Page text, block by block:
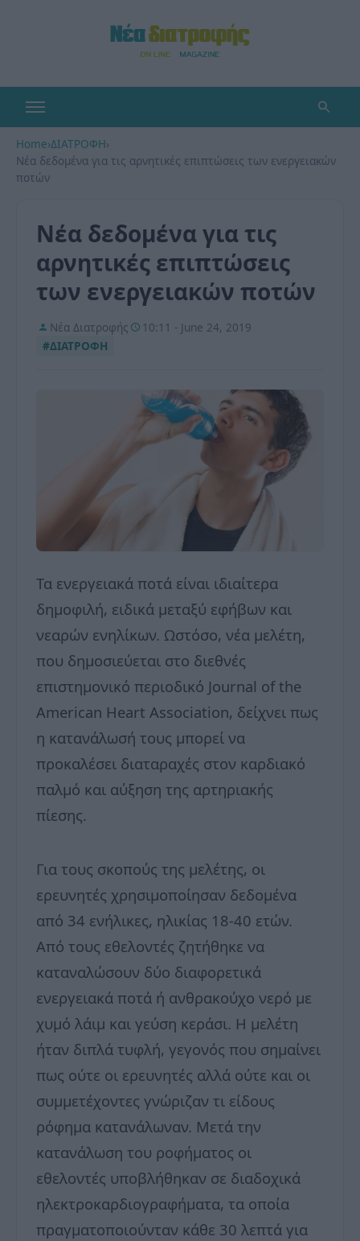
Home›ΔΙΑΤΡΟΦΗ›
Νέα δεδομένα για τις αρνητικές επιπτώσεις των ενεργειακών
ποτών
Νέα δεδομένα για τις
αρνητικές επιπτώσεις
των ενεργειακών ποτών
Νέα Διατροφής
10:11 - June 24, 2019
#ΔΙΑΤΡΟΦΗ
Τα ενεργειακά ποτά είναι ιδιαίτερα
δημοφιλή, ειδικά μεταξύ εφήβων και
νεαρών ενηλίκων. Ωστόσο, νέα μελέτη,
που δημοσιεύεται στο διεθνές
επιστημονικό περιοδικό Journal of the
American Heart Association, δείχνει πως
η κατανάλωσή τους μπορεί να
προκαλέσει διαταραχές στον καρδιακό
παλμό και αύξηση της αρτηριακής
πίεσης.
Για τους σκοπούς της μελέτης, οι
ερευνητές χρησιμοποίησαν δεδομένα
από 34 ενήλικες, ηλικίας 18-40 ετών.
Από τους εθελοντές ζητήθηκε να
καταναλώσουν δύο διαφορετικά
ενεργειακά ποτά ή ανθρακούχο νερό με
χυμό λάιμ και γεύση κεράσι. Η μελέτη
ήταν διπλά τυφλή, γεγονός που σημαίνει
πως ούτε οι ερευνητές αλλά ούτε και οι
συμμετέχοντες γνώριζαν τι είδους
ρόφημα κατανάλωναν. Μετά την
κατανάλωση του ροφήματος οι
εθελοντές υποβλήθηκαν σε διαδοχικά
ηλεκτροκαρδιογραφήματα, τα οποία
πραγματοποιούνταν κάθε 30 λεπτά για